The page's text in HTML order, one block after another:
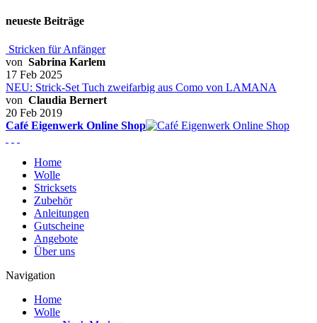
neueste Beiträge
Stricken für Anfänger
von Sabrina Karlem
17 Feb 2025
NEU: Strick-Set Tuch zweifarbig aus Como von LAMANA
von Claudia Bernert
20 Feb 2019
Café Eigenwerk Online Shop
Home
Wolle
Stricksets
Zubehör
Anleitungen
Gutscheine
Angebote
Über uns
Navigation
Home
Wolle